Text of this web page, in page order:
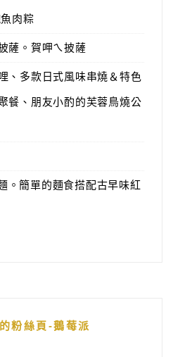
肉粽
薩。賀呷ㄟ披薩
、多款日式風味串燒＆特色
餐、朋友小酌的芙蓉鳥燒公
。簡單的麵食搭配古早味紅
粉絲頁-鵝莓派